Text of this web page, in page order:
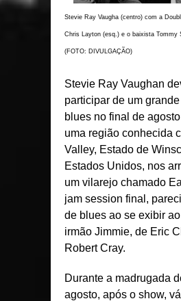
Stevie Ray Vaugha (centro) com a
Chris Layton (esq.) e o baixista Tommy
(FOTO: DIVULGAÇÃO)
Stevie Ray Vaughan
participar de um
blues no final de
uma região conhecida
Valley, Estado de
Estados Unidos, nos
um vilarejo chamado
jam session final,
de blues ao se exibir
irmão Jimmie, de Eric
Robert Cray.
Durante a madrugada
agosto, após o show,